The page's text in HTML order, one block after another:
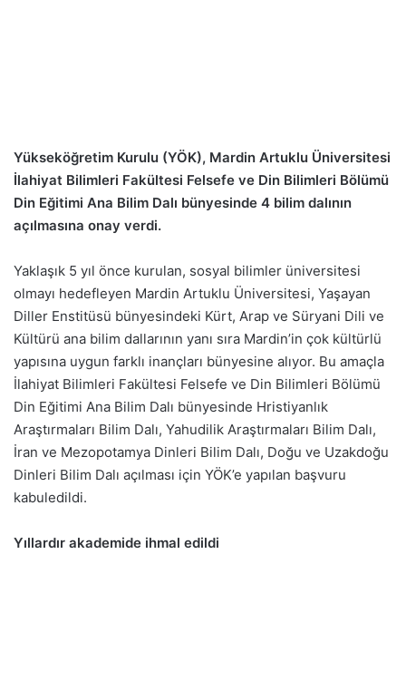
Yükseköğretim Kurulu (YÖK), Mardin Artuklu Üniversitesi
İlahiyat Bilimleri Fakültesi Felsefe ve Din Bilimleri Bölümü
Din Eğitimi Ana Bilim Dalı bünyesinde 4 bilim dalının
açılmasına onay verdi.
Yaklaşık 5 yıl önce kurulan, sosyal bilimler üniversitesi
olmayı hedefleyen Mardin Artuklu Üniversitesi, Yaşayan
Diller Enstitüsü bünyesindeki Kürt, Arap ve Süryani Dili ve
Kültürü ana bilim dallarının yanı sıra Mardin’in çok kültürlü
yapısına uygun farklı inançları bünyesine alıyor. Bu amaçla
İlahiyat Bilimleri Fakültesi Felsefe ve Din Bilimleri Bölümü
Din Eğitimi Ana Bilim Dalı bünyesinde Hristiyanlık
Araştırmaları Bilim Dalı, Yahudilik Araştırmaları Bilim Dalı,
İran ve Mezopotamya Dinleri Bilim Dalı, Doğu ve Uzakdoğu
Dinleri Bilim Dalı açılması için YÖK’e yapılan başvuru
kabuledildi.
Yıllardır akademide ihmal edildi